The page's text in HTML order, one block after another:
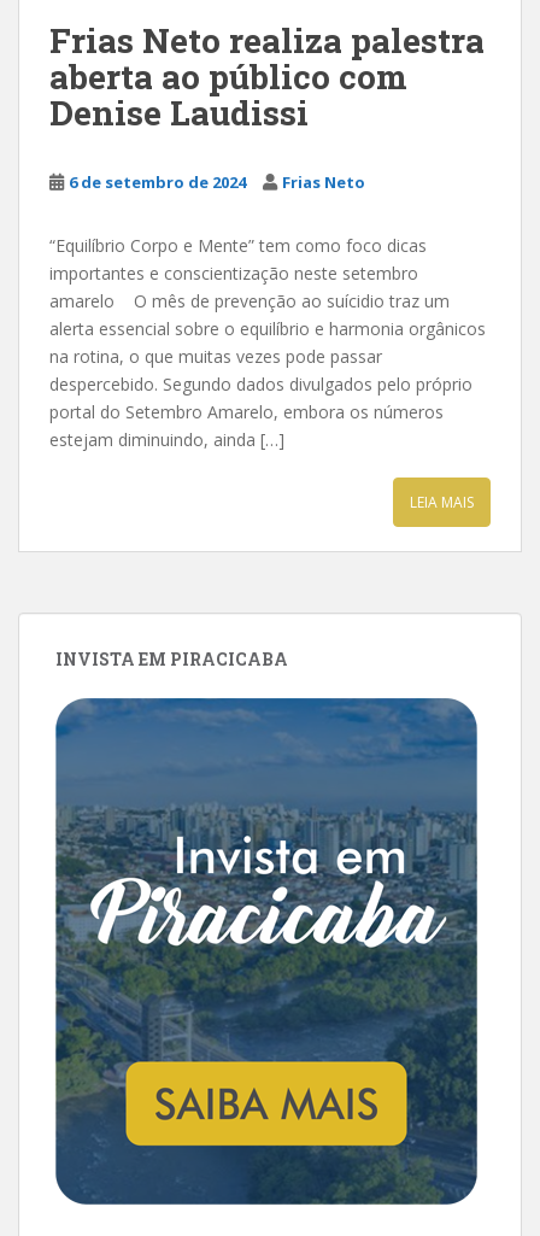
Frias Neto realiza palestra
aberta ao público com
Denise Laudissi
6 de setembro de 2024 Frias Neto
“Equilíbrio Corpo e Mente” tem como foco dicas
importantes e conscientização neste setembro
amarelo O mês de prevenção ao suícidio traz um
alerta essencial sobre o equilíbrio e harmonia orgânicos
na rotina, o que muitas vezes pode passar
despercebido. Segundo dados divulgados pelo próprio
portal do Setembro Amarelo, embora os números
estejam diminuindo, ainda […]
LEIA MAIS
INVISTA EM PIRACICABA